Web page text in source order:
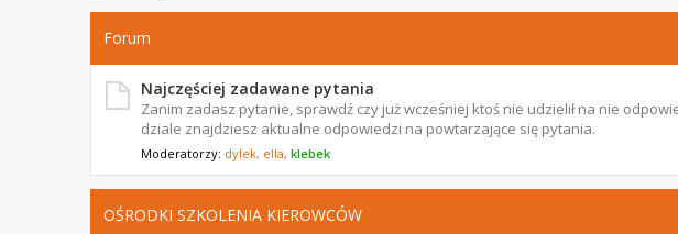
Forum
Najczęściej zadawane pytania
Zanim zadasz pytanie, sprawdź czy już wcześniej ktoś nie udzielił na nie
dziale znajdziesz aktualne odpowiedzi na powtarzające się pytania.
Moderatorzy: dylek, ella, klebek
OŚRODKI SZKOLENIA KIEROWCÓW